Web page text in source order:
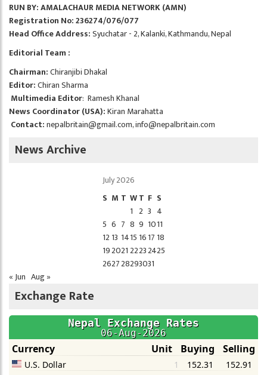
RUN BY: AMALACHAUR MEDIA NETWORK (AMN)
Registration No: 236274/076/077
Head Office Address:Syuchatar - 2, Kalanki, Kathmandu, Nepal
Editorial Team :
Chairman:Chiranjibi Dhakal
Editor:Chiran Sharma
Multimedia Editor: Ramesh Khanal
News Coordinator (USA):Kiran Marahatta
Contact:nepalbritain@gmail.com,info@nepalbritain.com
News Archive
July 2026
S M T WT F S
1 2 3 4
5 6 7 8 9 1011
12 13 1415 1617 18
19202122232425
262728293031
« Jun Aug »
Exchange Rate